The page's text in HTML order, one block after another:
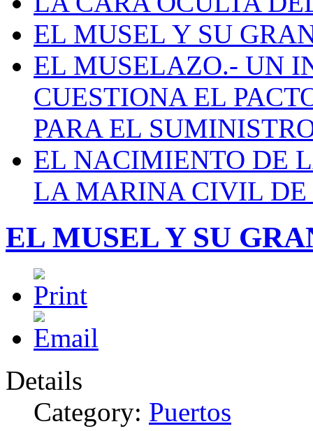
EL MUSEL Y SU
EL MUSELAZO.- UN
CUESTIONA EL
PARA EL
EL NACIMIENTO DE
LA MARINA CIVIL DE
EL MUSEL Y SU
Details
Category: Puertos